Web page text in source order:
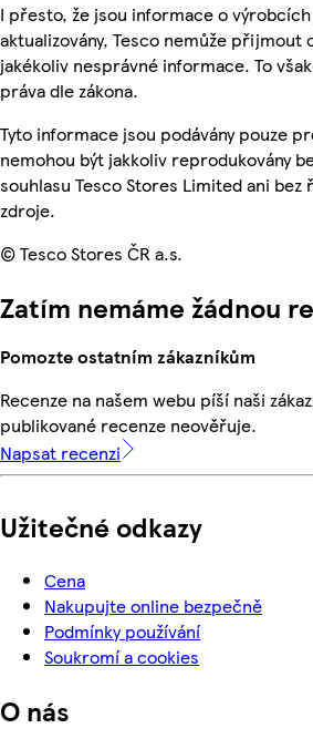
I přesto, že jsou informace o
aktualizovány, Tesco nemůže přijmout
jakékoliv nesprávné informace. To
práva dle zákona.
Tyto informace jsou podávány pouze
nemohou být jakkoliv reprodukovány
souhlasu Tesco Stores Limited ani bez
zdroje.
© Tesco Stores ČR a.s.
Zatím nemáme žádnou
Pomozte ostatním zákazníkům
Recenze na našem webu píší naši
publikované recenze neověřuje.
Napsat recenzi
Užitečné odkazy
Cena
Nakupujte online bezpečně
Podmínky používání
Soukromí a cookies
O nás